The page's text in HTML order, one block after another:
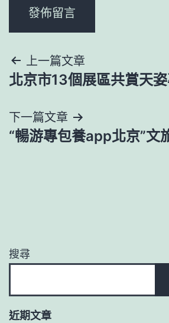
文
章
導
覽
上一篇文章
北京市13個展區共賞天
下一篇文章
“暢游專包養app北京”文
搜尋
近期文章